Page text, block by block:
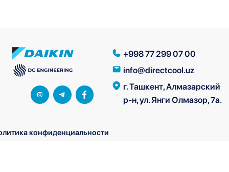
+998 77 299 07 00
info@directcool.uz
г. Ташкент, Алмазарский
р-н, ул. Янги Олмазор, 7а.
конфиденциальности